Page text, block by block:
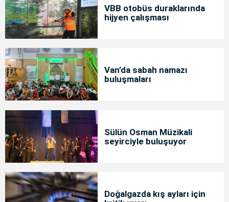
VBB otobüs duraklarında
hijyen çalışması
Van’da sabah namazı
buluşmaları
Sülün Osman Müzikali
seyirciyle buluşuyor
Doğalgazda kış ayları için